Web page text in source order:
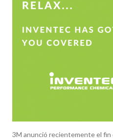
3M anunció recientemente el